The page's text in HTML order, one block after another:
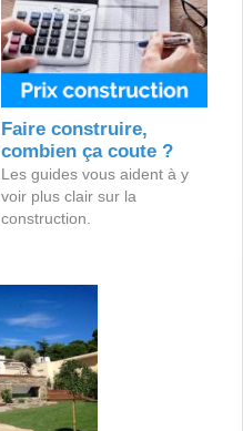
Faire construire,
combien ça coute ?
Les guides vous aident à y
voir plus clair sur la
construction.